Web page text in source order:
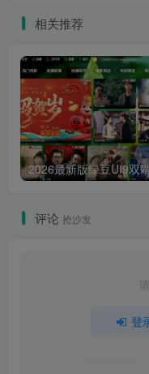
相关推荐
评论 抢沙发
登